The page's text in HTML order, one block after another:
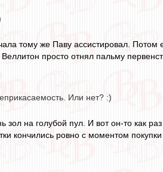
тому же Паву ассистировал.
просто отнял пальму
Или нет? :)
на голубой пул. И вот он-то как
кончились ровно с моментом